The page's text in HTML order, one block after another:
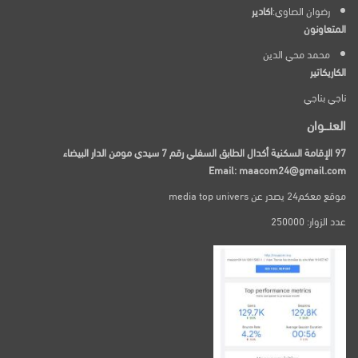
رضوان الصاوي:اكادير
المتعاونون
محمد محي الدين
الكاريكاتير
ناجي بناجي
العنـــوان
97 الإقامة السكنية أكدال الطابق السفلي رقم 7 سيدي مومن الدار البيضاء
Email: maacom24@gmail.com
موقع معكم24 يصدر عن media top univers
عدد الزوار: 250000